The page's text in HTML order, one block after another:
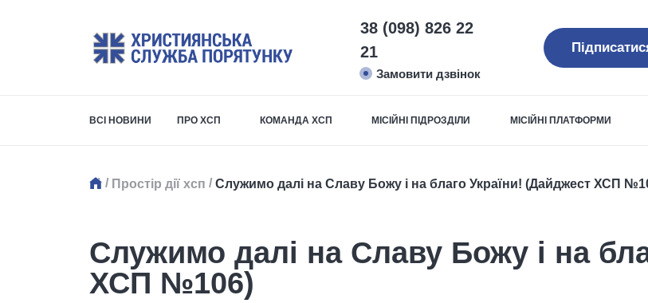
38 (098) 826 22
21
Замовити дзвінок
ВСІ НОВИНИ ПРО ХСП КОМАНДА ХСП МІСІЙНІ ПІДРОЗДІЛИ МІСІЙНІ ПЛАТФОРМИ
/ Простір дії хсп / Служимо далі на Славу Божу і на благо України! (Дайджест ХСП
Служимо далі на Славу Божу і на
ХСП №106)